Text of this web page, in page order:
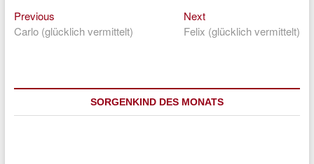
Beitragsnavigation
PreviousPrevious
post:
Carlo (glücklich vermittelt)
NextNext
post:
Felix (glücklich vermittelt)
SORGENKIND DES MONATS